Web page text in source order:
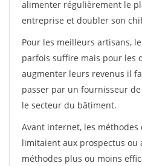
alimenter régulièrement le
entreprise et doubler son
Pour les meilleurs artisans,
parfois suffire mais pour les
augmenter leurs revenus il
passer par un fournisseur
le secteur du bâtiment.
Avant internet, les méthodes
limitaient aux prospectus ou
méthodes plus ou moins